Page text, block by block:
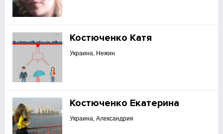
Костюченко Катя
Украина, Нежин
Костюченко Екатерина
Украина, Александрия